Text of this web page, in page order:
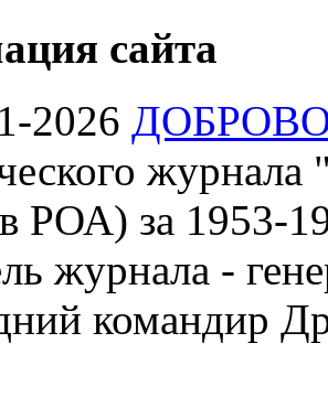
сайта
2026
РОА) за 1953-
журнала -
командир